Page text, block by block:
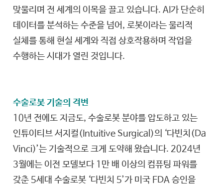
맞물리며 전 세계의 이목을 끌고 있습니다. AI가 단순히
데이터를 분석하는 수준을 넘어, 로봇이라는 물리적
실체를 통해 현실 세계와 직접 상호작용하며 작업을
수행하는 시대가 열린 것입니다.
수술로봇 기술의 격변
10년 전에도 지금도, 수술로봇 분야를 압도하고 있는
인튜이티브 서지컬(Intuitive Surgical)의 ‘다빈치(Da
Vinci)’는 기술적으로 크게 도약해 왔습니다. 2024년
3월에는 이전 모델보다 1만 배 이상의 컴퓨팅 파워를
갖춘 5세대 수술로봇 ‘다빈치 5’가 미국 FDA 승인을